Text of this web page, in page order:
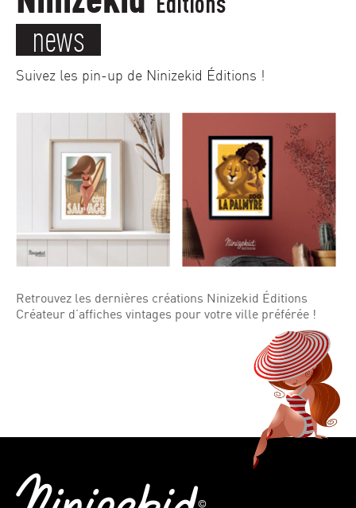
news
Suivez les pin-up de Ninizekid Éditions !
Retrouvez les dernières créations Ninizekid Éditions
Créateur d’affiches vintages pour votre ville préférée !